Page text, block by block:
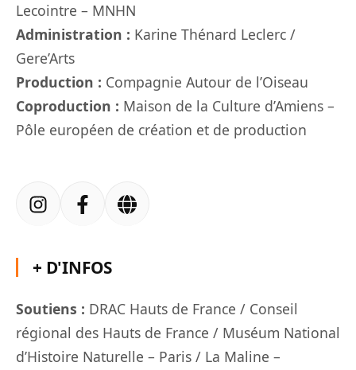
Lecointre – MNHN
Administration : Karine Thénard Leclerc /
Gere’Arts
Production : Compagnie Autour de l’Oiseau
Coproduction : Maison de la Culture d’Amiens –
Pôle européen de création et de production
+ D'INFOS
Soutiens : DRAC Hauts de France / Conseil
régional des Hauts de France / Muséum National
d’Histoire Naturelle – Paris / La Maline –